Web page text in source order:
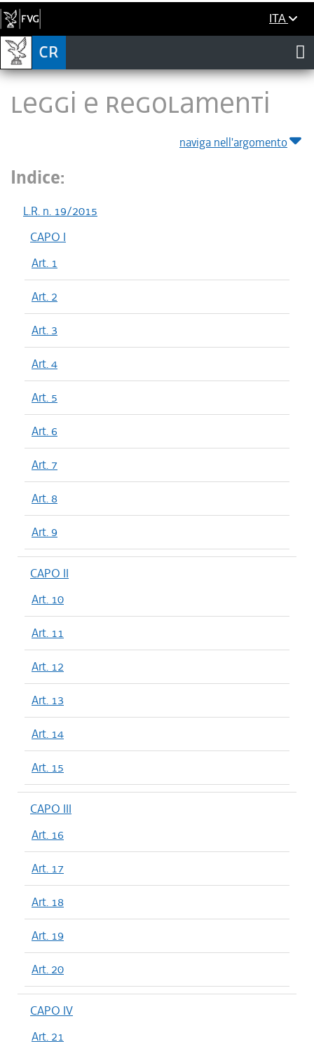
ITA
LEGGI E REGOLAMENTI
naviga nell'argomento
Indice:
L.R. n. 19/2015
CAPO I
Art. 1
Art. 2
Art. 3
Art. 4
Art. 5
Art. 6
Art. 7
Art. 8
Art. 9
CAPO II
Art. 10
Art. 11
Art. 12
Art. 13
Art. 14
Art. 15
CAPO III
Art. 16
Art. 17
Art. 18
Art. 19
Art. 20
CAPO IV
Art. 21